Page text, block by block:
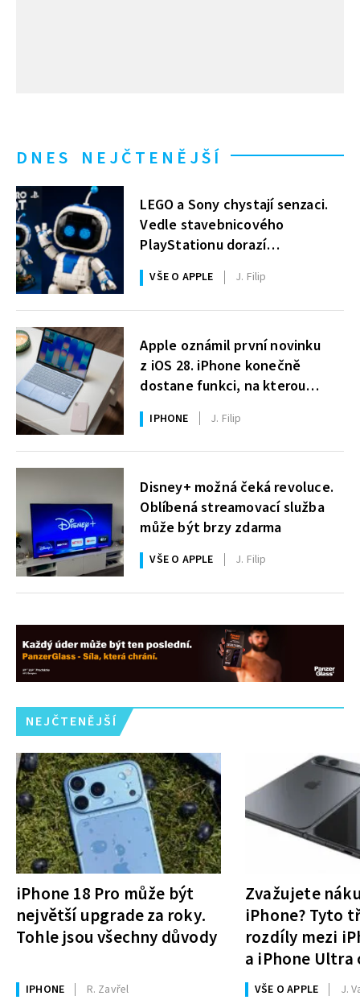
DNES NEJČTENĚJŠÍ
LEGO a Sony chystají senzaci.
Vedle stavebnicového
PlayStationu dorazí
i legendární Astro Bot a bude
zdarma
VŠE O APPLE J. Filip
Apple oznámil první novinku
z iOS 28. iPhone konečně
dostane funkci, na kterou
uživatelé Windows čekají roky
IPHONE J. Filip
Disney+ možná čeká revoluce.
Oblíbená streamovací služba
může být brzy zdarma
VŠE O APPLE J. Filip
NEJČTENĚJŠÍ
iPhone 18 Pro může být
největší upgrade za roky.
Tohle jsou všechny důvody
IPHONE R. Zavřel
Zvažujete
iPhone? Tyto
rozdíly mezi
a iPhone Ultra
rozhodnutí
VŠE O APPLE J.